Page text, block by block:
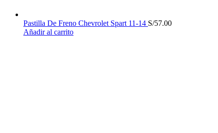
Pastilla De Freno Chevrolet Spart 11-14 S/57.00
Añadir al carrito